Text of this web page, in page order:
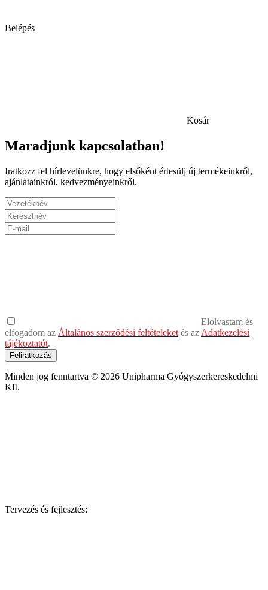
Belépés
Kosár
Maradjunk kapcsolatban!
Iratkozz fel hírlevelünkre, hogy elsőként értesülj új termékeinkről,
ajánlatainkról, kedvezményeinkről.
Elolvastam és
elfogadom az Általános szerződési feltételeket és az Adatkezelési
tájékoztatót.
Feliratkozás
Minden jog fenntartva © 2026 Unipharma Gyógyszerkereskedelmi
Kft.
Tervezés és fejlesztés: